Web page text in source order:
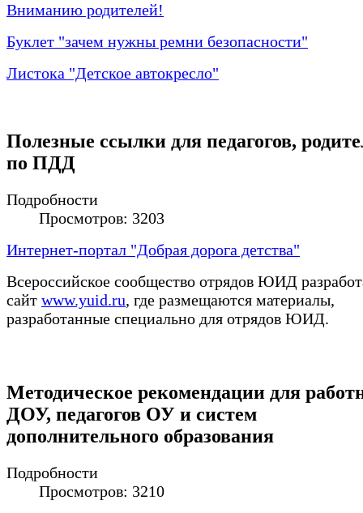
Вниманию родителей!
Буклет "зачем нужны ремни безопасности"
Листока "Детское автокресло"
Полезные ссылки для педагогов,
по ПДД
Подробности
Просмотров: 3203
Интернет-портал "Добрая дорога детства"
Всероссийское сообщество отрядов ЮИД
сайт www.yuid.ru, где размещаются материалы,
разработанные специально для отрядов ЮИД.
Методическое рекомендации для
ДОУ, педагогов ОУ и систем
дополнительного образования
Подробности
Просмотров: 3210